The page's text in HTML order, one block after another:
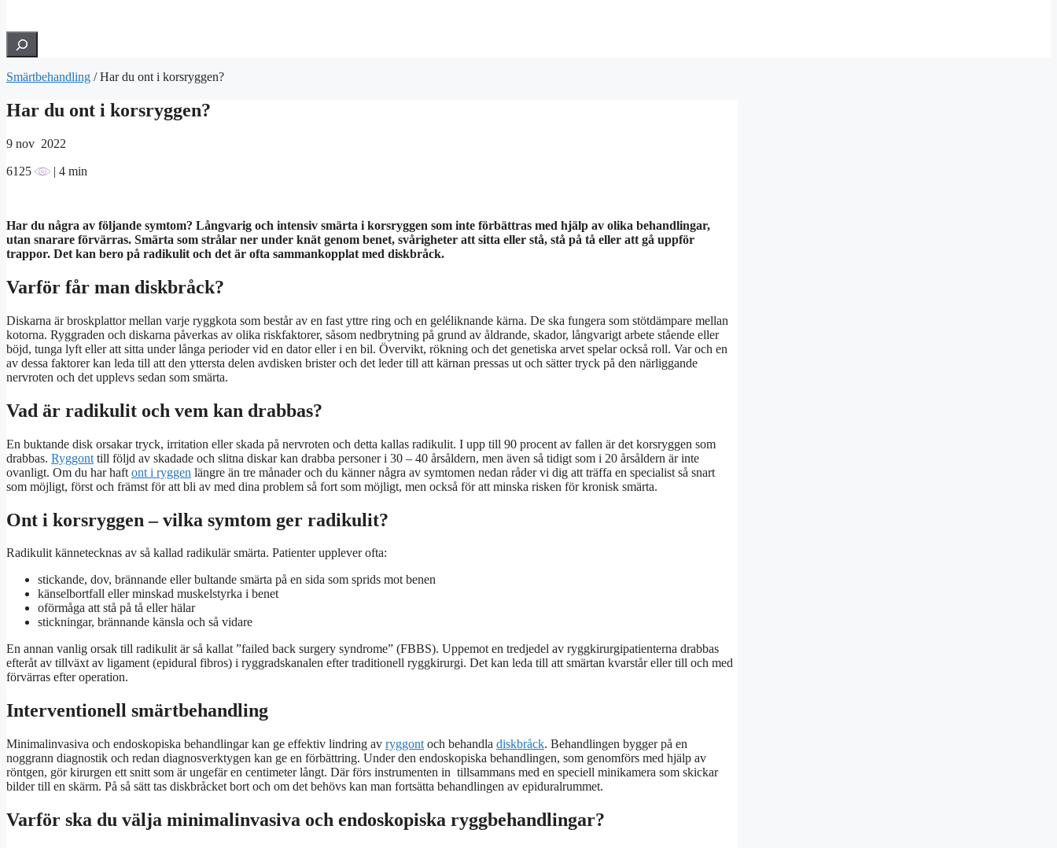
Hledat
Smärtbehandling /Har du ont i korsryggen?
Har du ont i korsryggen?
9 nov 2022
6125 | 4 min
Har du några av följande symtom? Långvarig och intensiv smärta i korsryggen som inte förbättras med hjälp av olika behandlingar,
utan snarare förvärras. Smärta som strålar ner under knät genom benet, svårigheter att sitta eller stå, stå på tå eller att gå uppför
trappor. Det kan bero på radikulit och det är ofta sammankopplat med diskbråck.
Varför får man diskbråck?
Diskarna är broskplattor mellan varje ryggkota som består av en fast yttre ring och en geléliknande kärna. De ska fungera som stötdämpare mellan
kotorna. Ryggraden och diskarna påverkas av olika riskfaktorer, såsom nedbrytning på grund av åldrande, skador, långvarigt arbete stående eller
böjd, tunga lyft eller att sitta under långa perioder vid en dator eller i en bil. Övervikt, rökning och det genetiska arvet spelar också roll. Var och en
av dessa faktorer kan leda till att den yttersta delen avdisken brister och det leder till att kärnan pressas ut och sätter tryck på den närliggande
nervroten och det upplevs sedan som smärta.
Vad är radikulit och vem kan drabbas?
En buktande disk orsakar tryck, irritation eller skada på nervroten och detta kallas radikulit. I upp till 90 procent av fallen är det korsryggen som
drabbas. Ryggont till följd av skadade och slitna diskar kan drabba personer i 30 – 40 årsåldern, men även så tidigt som i 20 årsåldern är inte
ovanligt. Om du har haft ont i ryggen längre än tre månader och du känner några av symtomen nedan råder vi dig att träffa en specialist så snart
som möjligt, först och främst för att bli av med dina problem så fort som möjligt, men också för att minska risken för kronisk smärta.
Ont i korsryggen – vilka symtom ger radikulit?
Radikulit kännetecknas av så kallad radikulär smärta. Patienter upplever ofta:
stickande, dov, brännande eller bultande smärta på en sida som sprids mot benen
känselbortfall eller minskad muskelstyrka i benet
oförmåga att stå på tå eller hälar
stickningar, brännande känsla och så vidare
En annan vanlig orsak till radikulit är så kallat ”failed back surgery syndrome” (FBBS). Uppemot en tredjedel av ryggkirurgipatienterna drabbas
efteråt av tillväxt av ligament (epidural fibros) i ryggradskanalen efter traditionell ryggkirurgi. Det kan leda till att smärtan kvarstår eller till och med
förvärras efter operation.
Interventionell smärtbehandling
Minimalinvasiva och endoskopiska behandlingar kan ge effektiv lindring av ryggont och behandla diskbråck. Behandlingen bygger på en
noggrann diagnostik och redan diagnosverktygen kan ge en förbättring. Under den endoskopiska behandlingen, som genomförs med hjälp av
röntgen, gör kirurgen ett snitt som är ungefär en centimeter långt. Där förs instrumenten in tillsammans med en speciell minikamera som skickar
bilder till en skärm. På så sätt tas diskbråcket bort och om det behövs kan man fortsätta behandlingen av epiduralrummet.
Varför ska du välja minimalinvasiva och endoskopiska ryggbehandlingar?